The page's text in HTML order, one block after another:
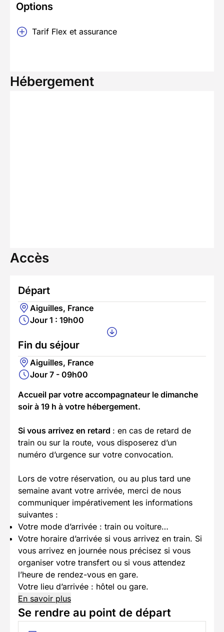
Options
Tarif Flex et assurance
Hébergement
Accès
Départ
Aiguilles, France
Jour 1 : 19h00
Fin du séjour
Aiguilles, France
Jour 7 - 09h00
Accueil par votre accompagnateur le dimanche
soir à 19 h à votre hébergement.
Si vous arrivez en retard : en cas de retard de
train ou sur la route, vous disposerez d’un
numéro d’urgence sur votre convocation.
Lors de votre réservation, ou au plus tard une
semaine avant votre arrivée, merci de nous
communiquer impérativement les informations
suivantes :
Votre mode d’arrivée : train ou voiture…
Votre horaire d’arrivée si vous arrivez en train. Si
vous arrivez en journée nous précisez si vous
organiser votre transfert ou si vous attendez
l’heure de rendez-vous en gare.
Votre lieu d’arrivée : hôtel ou gare.
En savoir plus
Se rendre au point de départ